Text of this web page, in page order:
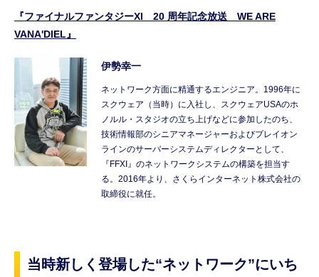
『ファイナルファンタジーXI 20 周年記念放送 WE ARE
VANA'DIEL』
伊勢幸一
ネットワーク方面に精通するエンジニア。1996年に
スクウェア（当時）に入社し、スクウェアUSAのホ
ノルル・スタジオの立ち上げなどに参加したのち、
技術情報部のシニアマネージャーおよびプレイオン
ラインのサーバーシステムディレクターとして、
『FFXI』のネットワークシステムの構築を担当す
る。2016年より、さくらインターネット株式会社の
取締役に就任。
当時新しく登場した“ネットワーク”にいち